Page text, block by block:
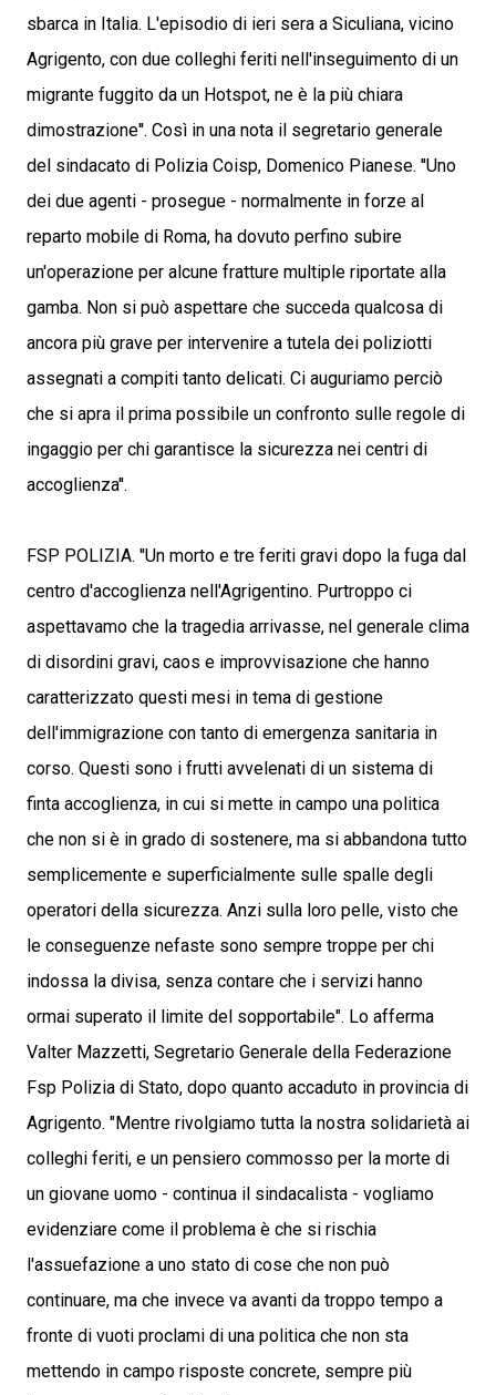
sbarca in Italia. L'episodio di ieri sera a Siculiana, vicino
Agrigento, con due colleghi feriti nell'inseguimento di un
migrante fuggito da un Hotspot, ne è la più chiara
dimostrazione''. Così in una nota il segretario generale
del sindacato di Polizia Coisp, Domenico Pianese. ''Uno
dei due agenti - prosegue - normalmente in forze al
reparto mobile di Roma, ha dovuto perfino subire
un'operazione per alcune fratture multiple riportate alla
gamba. Non si può aspettare che succeda qualcosa di
ancora più grave per intervenire a tutela dei poliziotti
assegnati a compiti tanto delicati. Ci auguriamo perciò
che si apra il prima possibile un confronto sulle regole di
ingaggio per chi garantisce la sicurezza nei centri di
accoglienza''.
FSP POLIZIA. ''Un morto e tre feriti gravi dopo la fuga dal
centro d'accoglienza nell'Agrigentino. Purtroppo ci
aspettavamo che la tragedia arrivasse, nel generale clima
di disordini gravi, caos e improvvisazione che hanno
caratterizzato questi mesi in tema di gestione
dell'immigrazione con tanto di emergenza sanitaria in
corso. Questi sono i frutti avvelenati di un sistema di
finta accoglienza, in cui si mette in campo una politica
che non si è in grado di sostenere, ma si abbandona tutto
semplicemente e superficialmente sulle spalle degli
operatori della sicurezza. Anzi sulla loro pelle, visto che
le conseguenze nefaste sono sempre troppe per chi
indossa la divisa, senza contare che i servizi hanno
ormai superato il limite del sopportabile". Lo afferma
Valter Mazzetti, Segretario Generale della Federazione
Fsp Polizia di Stato, dopo quanto accaduto in provincia di
Agrigento. "Mentre rivolgiamo tutta la nostra solidarietà ai
colleghi feriti, e un pensiero commosso per la morte di
un giovane uomo - continua il sindacalista - vogliamo
evidenziare come il problema è che si rischia
l'assuefazione a uno stato di cose che non può
continuare, ma che invece va avanti da troppo tempo a
fronte di vuoti proclami di una politica che non sta
mettendo in campo risposte concrete, sempre più